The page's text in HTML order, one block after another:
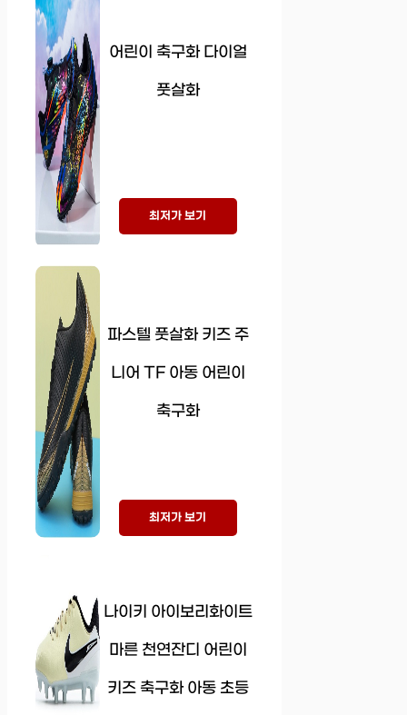
어린이 축구화 다이얼
풋살화
최저가 보기
파스텔 풋살화 키즈 주
니어 TF 아동 어린이
축구화
최저가 보기
나이키 아이보리화이트
마른 천연잔디 어린이
키즈 축구화 아동 초등